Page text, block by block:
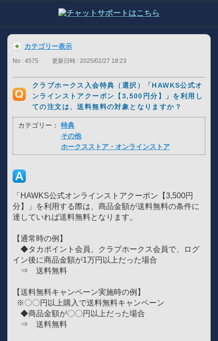
カテゴリー表示
No : 4575 更新日時 : 2025/02/27 18:23
クラブホークス入会特典（選択）「HAWKS公式オ
ンラインストアクーポン【3,500円分】」を利用し
ての注文は、送料無料の対象となりますか？
カテゴリー：
特典
その他
ホークスストア・オンラインストア
「HAWKS公式オンラインストアクーポン【3,500円
分】」を利用する際は、商品金額が送料無料の条件に
達していれば送料無料となります。
【通常時の例】
◆タカポイント会員、クラブホークス会員で、ログ
イン後に商品金額が1万円以上だった場合
⇒ 送料無料
【送料無料キャンペーン実施時の例】
※〇〇円以上購入で送料無料キャンペーン
◆商品金額が〇〇円以上だった場合
⇒ 送料無料